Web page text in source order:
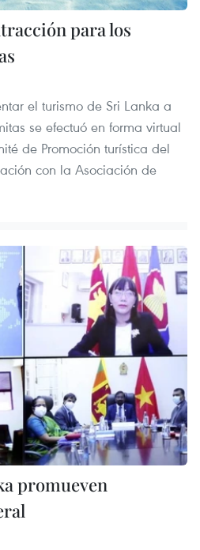
para los
el turismo de Sri Lanka a
se efectuó en forma virtual
de Promoción turística del
con la Asociación de
promueven